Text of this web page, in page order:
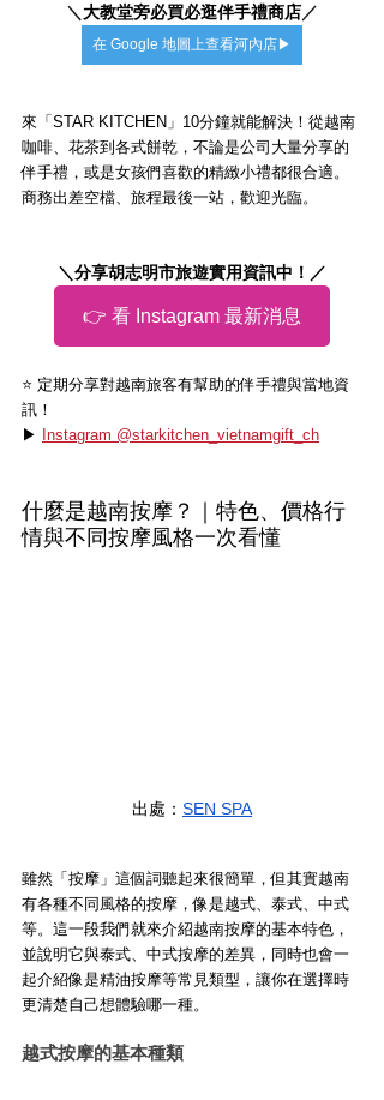
＼大教堂旁必買必逛伴手禮商店／
在 Google 地圖上查看河內店▶
來「STAR KITCHEN」10分鐘就能解決！從越南
咖啡、花茶到各式餅乾，不論是公司大量分享的
伴手禮，或是女孩們喜歡的精緻小禮都很合適。
商務出差空檔、旅程最後一站，歡迎光臨。
＼分享胡志明市旅遊實用資訊中！／
👉 看 Instagram 最新消息
⭐️ 定期分享對越南旅客有幫助的伴手禮與當地資
訊！
▶
Instagram @starkitchen_vietnamgift_ch
什麼是越南按摩？｜特色、價格行
情與不同按摩風格一次看懂
出處： SEN SPA
雖然「按摩」這個詞聽起來很簡單，但其實越南
有各種不同風格的按摩，像是越式、泰式、中式
等。這一段我們就來介紹越南按摩的基本特色，
並說明它與泰式、中式按摩的差異，同時也會一
起介紹像是精油按摩等常見類型，讓你在選擇時
更清楚自己想體驗哪一種。
越式按摩的基本種類